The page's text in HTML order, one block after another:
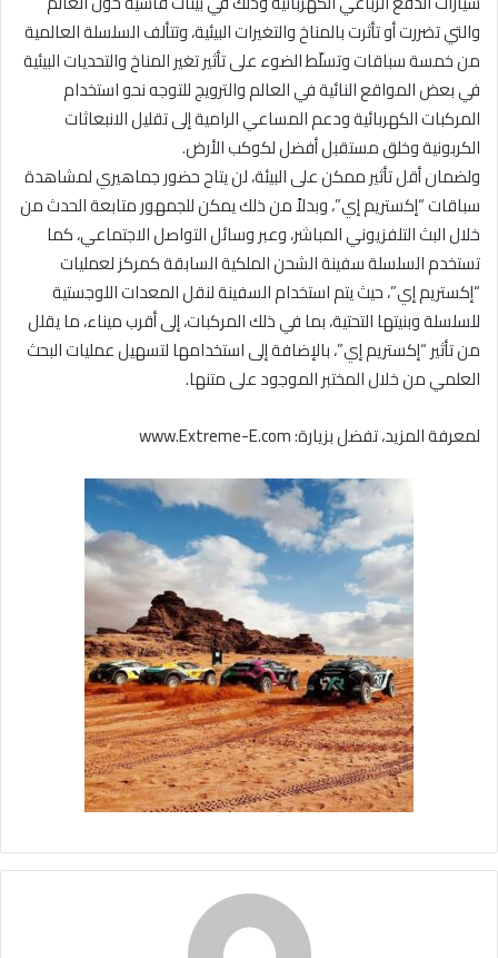
والتي تضررت أو تأثرت بالمناخ والتغيرات البيئية، وتتألف السلسلة العالمية
من خمسة سباقات وتسلّط الضوء على تأثير تغير المناخ والتحديات البيئية
في بعض المواقع النائية في العالم والترويج للتوجه نحو استخدام
المركبات الكهربائية ودعم المساعي الرامية إلى تقليل الانبعاثات
الكربونية وخلق مستقبل أفضل لكوكب الأرض.
ولضمان أقل تأثير ممكن على البيئة، لن يتاح حضور جماهيري لمشاهدة
سباقات “إكستريم إي”، وبدلاً من ذلك يمكن للجمهور متابعة الحدث من
خلال البث التلفزيوني المباشر، وعبر وسائل التواصل الاجتماعي، كما
تستخدم السلسلة سفينة الشحن الملكية السابقة كمركز لعمليات
“إكستريم إي”، حيث يتم استخدام السفينة لنقل المعدات اللوجستية
للسلسلة وبنيتها التحتية، بما في ذلك المركبات، إلى أقرب ميناء، ما يقلل
من تأثير “إكستريم إي”، بالإضافة إلى استخدامها لتسهيل عمليات البحث
العلمي من خلال المختبر الموجود على متنها.
لمعرفة المزيد، تفضل بزيارة: www.Extreme-E.com